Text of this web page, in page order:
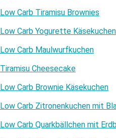
Low Carb Tiramisu Brownies
Low Carb Yogurette Käsekuchen
Low Carb Maulwurfkuchen
Tiramisu Cheesecake
Low Carb Brownie Käsekuchen
Low Carb Zitronenkuchen mit
Low Carb Quarkbällchen mit